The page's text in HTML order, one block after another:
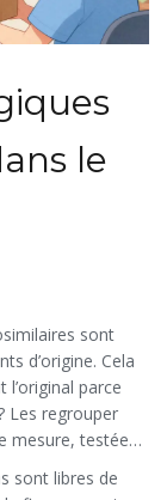
le
sont
d’origine. Cela
l’original parce
Les regrouper
mesure, testée
aux États-Unis
la plus réalisable
sont libres de